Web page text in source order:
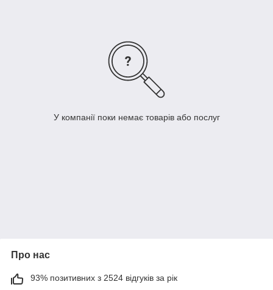
У компанії поки немає товарів або послуг
Про нас
93% позитивних з 2524 відгуків за рік